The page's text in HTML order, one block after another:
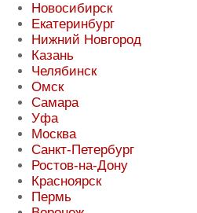
Новосибирск
Екатеринбург
Нижний Новгород
Казань
Челябинск
Омск
Самара
Уфа
Москва
Санкт-Петербург
Ростов-на-Дону
Красноярск
Пермь